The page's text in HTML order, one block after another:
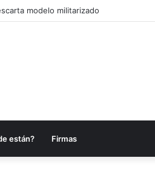
modelo militarizado
están? Firmas